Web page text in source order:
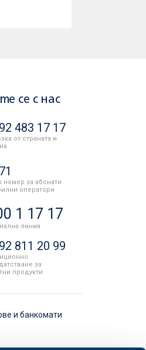
се с нас
483 17 17
от страната и
номер за абонати
оператори
1 17 17
линия
811 20 99
за
продукти
и банкомати